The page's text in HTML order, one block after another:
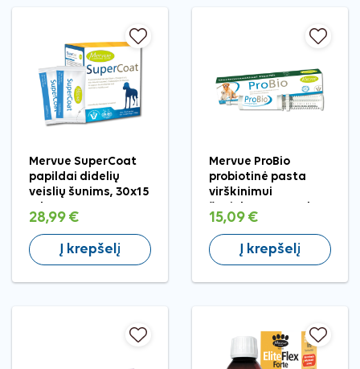
Mervue SuperCoat
papildai didelių
veislių šunims, 30x15
28,99 €
Į krepšelį
Mervue ProBio
probiotinė pasta
virškinimui
15,09 €
Į krepšelį